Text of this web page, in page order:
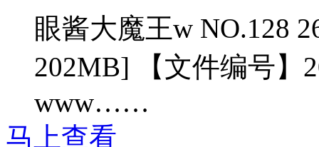
眼酱大魔王w NO.128
202MB] 【文件编号】
www……
马上查看